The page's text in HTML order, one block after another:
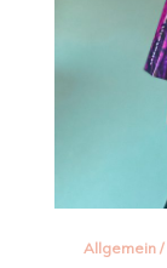
Allgemein /